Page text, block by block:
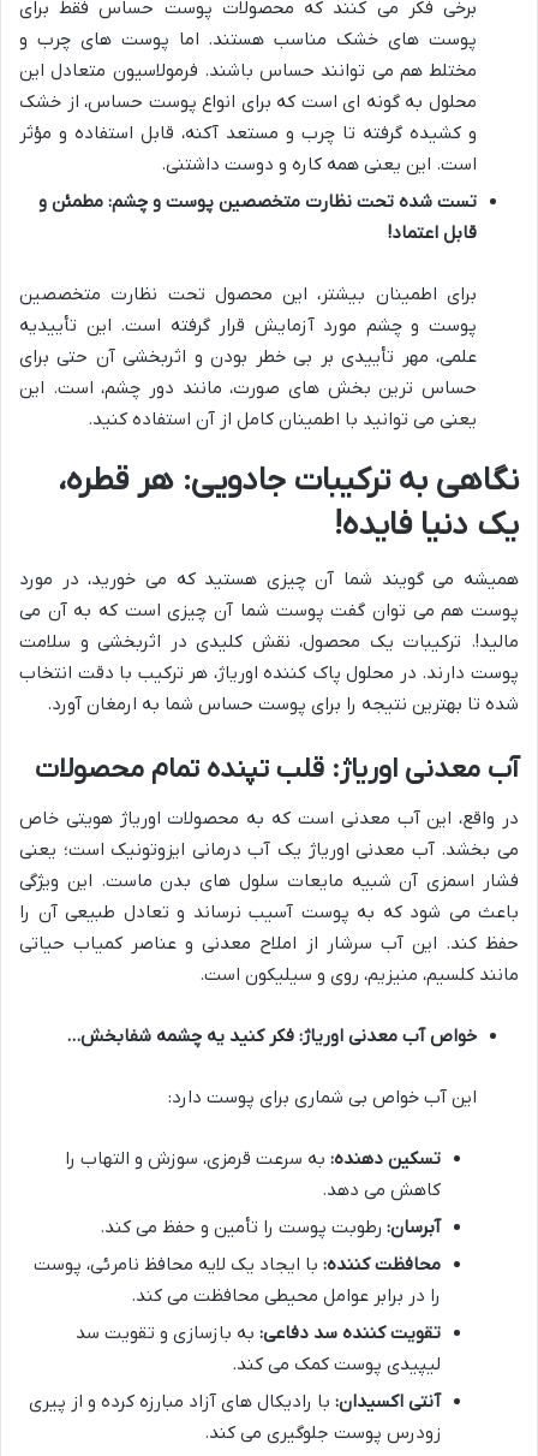
برخی فکر می کنند که محصولات پوست حساس فقط برای
پوست های خشک مناسب هستند. اما پوست های چرب و
مختلط هم می توانند حساس باشند. فرمولاسیون متعادل این
محلول به گونه ای است که برای انواع پوست حساس، از خشک
و کشیده گرفته تا چرب و مستعد آکنه، قابل استفاده و مؤثر
است. این یعنی همه کاره و دوست داشتنی.
تست شده تحت نظارت متخصصین پوست و چشم: مطمئن و
قابل اعتماد!
برای اطمینان بیشتر، این محصول تحت نظارت متخصصین
پوست و چشم مورد آزمایش قرار گرفته است. این تأییدیه
علمی، مهر تأییدی بر بی خطر بودن و اثربخشی آن حتی برای
حساس ترین بخش های صورت، مانند دور چشم، است. این
یعنی می توانید با اطمینان کامل از آن استفاده کنید.
نگاهی به ترکیبات جادویی: هر قطره،
یک دنیا فایده!
همیشه می گویند شما آن چیزی هستید که می خورید، در مورد
پوست هم می توان گفت پوست شما آن چیزی است که به آن می
مالید!. ترکیبات یک محصول، نقش کلیدی در اثربخشی و سلامت
پوست دارند. در محلول پاک کننده اوریاژ، هر ترکیب با دقت انتخاب
شده تا بهترین نتیجه را برای پوست حساس شما به ارمغان آورد.
آب معدنی اوریاژ: قلب تپنده تمام محصولات
در واقع، این آب معدنی است که به محصولات اوریاژ هویتی خاص
می بخشد. آب معدنی اوریاژ یک آب درمانی ایزوتونیک است؛ یعنی
فشار اسمزی آن شبیه مایعات سلول های بدن ماست. این ویژگی
باعث می شود که به پوست آسیب نرساند و تعادل طبیعی آن را
حفظ کند. این آب سرشار از املاح معدنی و عناصر کمیاب حیاتی
مانند کلسیم، منیزیم، روی و سیلیکون است.
خواص آب معدنی اوریاژ: فکر کنید یه چشمه شفابخش…
این آب خواص بی شماری برای پوست دارد:
تسکین دهنده: به سرعت قرمزی، سوزش و التهاب را
کاهش می دهد.
آبرسان: رطوبت پوست را تأمین و حفظ می کند.
محافظت کننده: با ایجاد یک لایه محافظ نامرئی، پوست
را در برابر عوامل محیطی محافظت می کند.
تقویت کننده سد دفاعی: به بازسازی و تقویت سد
لیپیدی پوست کمک می کند.
آنتی اکسیدان: با رادیکال های آزاد مبارزه کرده و از پیری
زودرس پوست جلوگیری می کند.